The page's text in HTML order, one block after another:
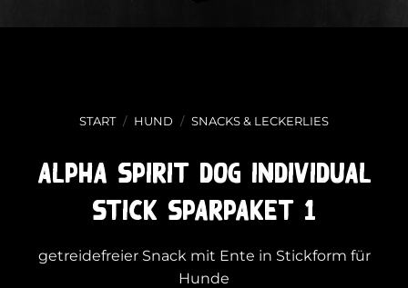
START / HUND / SNACKS & LECKERLIES
alpha spirit Dog Individual
Stick Sparpaket 1
getreidefreier Snack mit Ente in Stickform für
Hunde